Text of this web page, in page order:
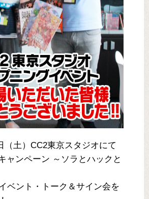
（土）CC2東京スタジオにて
ャンペーン ～ソラとハックと
ベント・トーク＆サイン会を